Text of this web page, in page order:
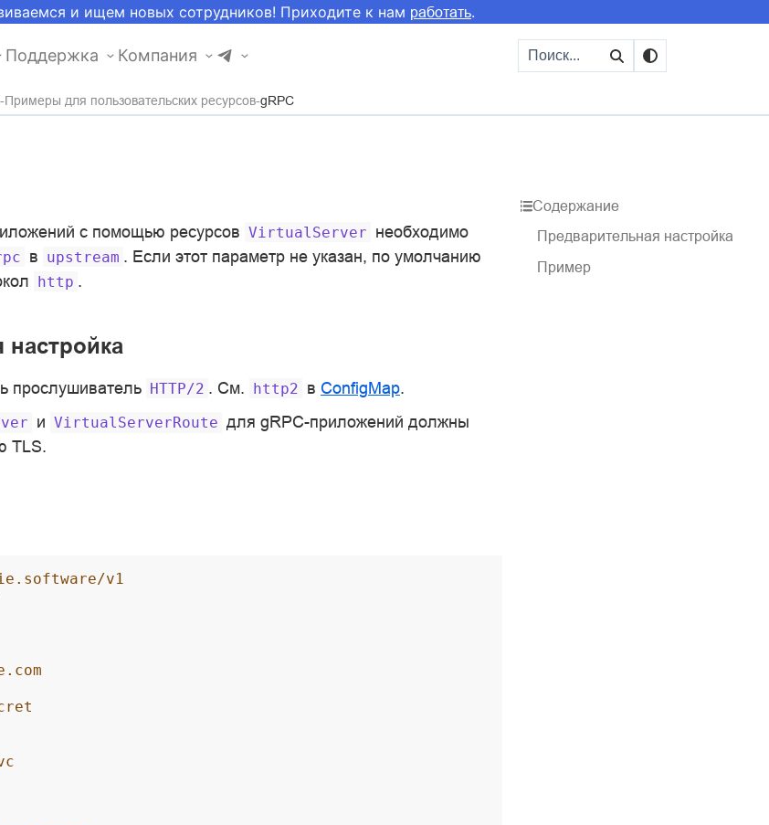
и ищем новых сотрудников! Приходите к нам работать.
Поддержка Компания
Примеры для пользовательских ресурсов gRPC
с помощью ресурсов VirtualServer необходимо
в upstream . Если этот параметр не указан, по умолчанию
http .
настройка
прослушиватель HTTP/2 . См. http2 в ConfigMap.
и VirtualServerRoute для gRPC-приложений должны
TLS.
v1
Содержание
Предварительная настройка
Пример